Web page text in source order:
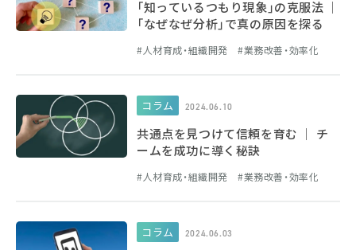
「知っているつもり現象」の克服法 │
「なぜなぜ分析」で真の原因を探る
人材育成・組織開発 業務改善・効率化
コラム 2024.06.10
共通点を見つけて信頼を育む │ チ
ームを成功に導く秘訣
人材育成・組織開発 業務改善・効率化
コラム 2024.06.03